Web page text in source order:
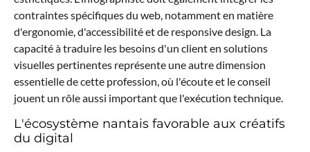
contraintes spécifiques du web, notamment en matière
d'ergonomie, d'accessibilité et de responsive design. La
capacité à traduire les besoins d'un client en solutions
visuelles pertinentes représente une autre dimension
essentielle de cette profession, où l'écoute et le conseil
jouent un rôle aussi important que l'exécution technique.
L'écosystème nantais favorable aux créatifs
du digital